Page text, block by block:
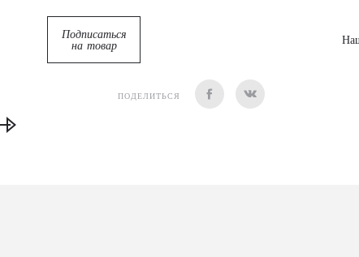
Подписаться
на товар
ПОДЕЛИТЬСЯ